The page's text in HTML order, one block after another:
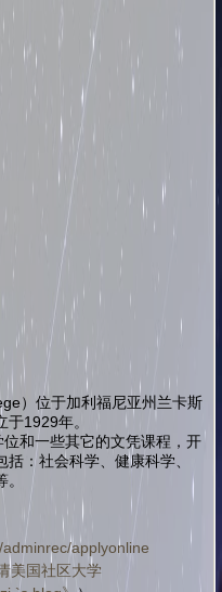
）位于加利福尼亚州兰卡斯
1929年。
和一些其它的文凭课程，开
：社会科学、健康科学、
applyonline
美国社区大学